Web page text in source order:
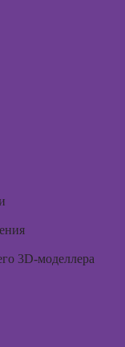
презентаций в
3D-моделлера